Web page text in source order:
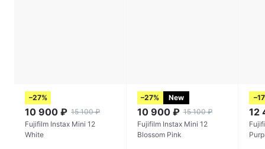
–27%
10 900 ₽ 15 100 ₽
Fujifilm Instax Mini 12
White
–27% New
10 900 ₽ 15 100 ₽
Fujifilm Instax Mini 12
Blossom Pink
12